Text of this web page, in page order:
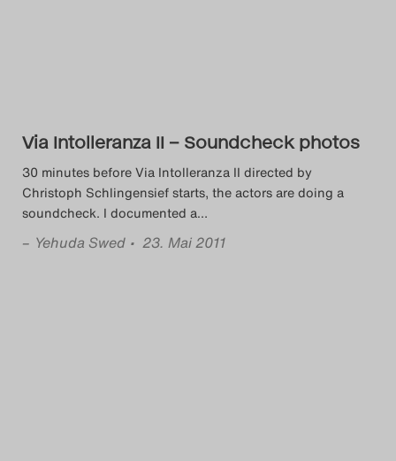
2015
Das Theatertreffen-Blog
2016
Via Intolleranza II – Soundcheck photos
30 minutes before Via Intolleranza II directed by
Christoph Schlingensief starts, the actors are doing a
soundcheck. I documented a…
– Yehuda Swed • 23. Mai 2011